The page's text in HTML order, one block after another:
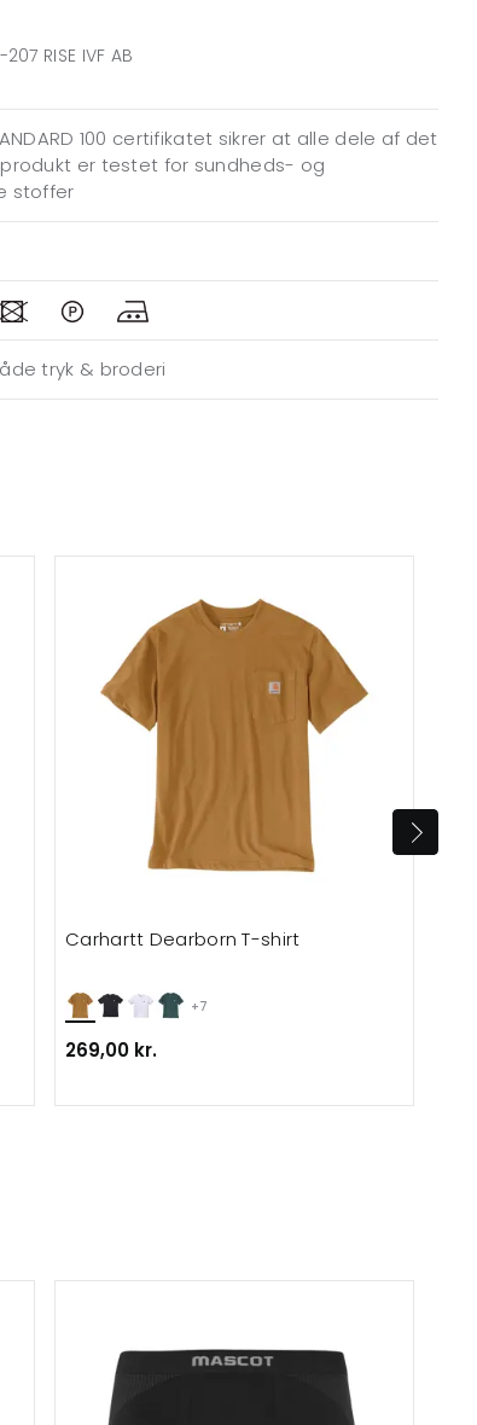
207 RISE IVF AB
100 certifikatet sikrer at alle dele af det
er testet for sundheds- og
stoffer
tryk & broderi
+7
Carhartt Dearborn T-shirt
269,00 kr.